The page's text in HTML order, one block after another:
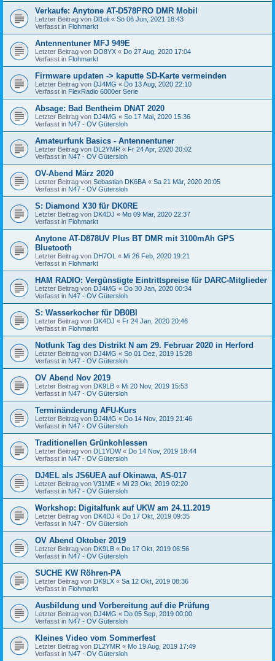
Verkaufe: Anytone AT-D578PRO DMR Mobil
Letzter Beitrag von Dl1oli « So 06 Jun, 2021 18:43
Verfasst in Flohmarkt
Antennentuner MFJ 949E
Letzter Beitrag von DO8YX « Do 27 Aug, 2020 17:04
Verfasst in Flohmarkt
Firmware updaten -> kaputte SD-Karte vermeinden
Letzter Beitrag von DJ4MG « Do 13 Aug, 2020 22:10
Verfasst in FlexRadio 6000er Serie
Absage: Bad Bentheim DNAT 2020
Letzter Beitrag von DJ4MG « So 17 Mai, 2020 15:36
Verfasst in N47 - OV Gütersloh
Amateurfunk Basics - Antennentuner
Letzter Beitrag von DL2YMR « Fr 24 Apr, 2020 20:02
Verfasst in N47 - OV Gütersloh
OV-Abend März 2020
Letzter Beitrag von Sebastian DK6BA « Sa 21 Mär, 2020 20:05
Verfasst in N47 - OV Gütersloh
S: Diamond X30 für DK0RE
Letzter Beitrag von DK4DJ « Mo 09 Mär, 2020 22:37
Verfasst in Flohmarkt
Anytone AT-D878UV Plus BT DMR mit 3100mAh GPS
Bluetooth
Letzter Beitrag von DH7OL « Mi 26 Feb, 2020 19:21
Verfasst in Flohmarkt
HAM RADIO: Vergünstigte Eintrittspreise für DARC-Mitglieder
Letzter Beitrag von DJ4MG « Do 30 Jan, 2020 00:34
Verfasst in N47 - OV Gütersloh
S: Wasserkocher für DB0BI
Letzter Beitrag von DK4DJ « Fr 24 Jan, 2020 20:46
Verfasst in Flohmarkt
Notfunk Tag des Distrikt N am 29. Februar 2020 in Herford
Letzter Beitrag von DJ4MG « So 01 Dez, 2019 15:28
Verfasst in N47 - OV Gütersloh
OV Abend Nov 2019
Letzter Beitrag von DK9LB « Mi 20 Nov, 2019 15:53
Verfasst in N47 - OV Gütersloh
Terminänderung AFU-Kurs
Letzter Beitrag von DJ4MG « Do 14 Nov, 2019 21:46
Verfasst in N47 - OV Gütersloh
Traditionellen Grünkohlessen
Letzter Beitrag von DL1YDW« Do 14 Nov, 2019 18:44
Verfasst in N47 - OV Gütersloh
DJ4EL als JS6UEA auf Okinawa, AS-017
Letzter Beitrag von V31ME « Mi 23 Okt, 2019 02:20
Verfasst in N47 - OV Gütersloh
Workshop: Digitalfunk auf UKW am 24.11.2019
Letzter Beitrag von DK4DJ « Do 17 Okt, 2019 09:35
Verfasst in N47 - OV Gütersloh
OV Abend Oktober 2019
Letzter Beitrag von DK9LB « Do 17 Okt, 2019 06:56
Verfasst in N47 - OV Gütersloh
SUCHE KW Röhren-PA
Letzter Beitrag von DK9LX « Sa 12 Okt, 2019 08:36
Verfasst in Flohmarkt
Ausbildung und Vorbereitung auf die Prüfung
Letzter Beitrag von DJ4MG « Do 05 Sep, 2019 00:00
Verfasst in N47 - OV Gütersloh
Kleines Video vom Sommerfest
Letzter Beitrag von DL2YMR « Mo 19 Aug, 2019 17:49
Verfasst in N47 - OV Gütersloh